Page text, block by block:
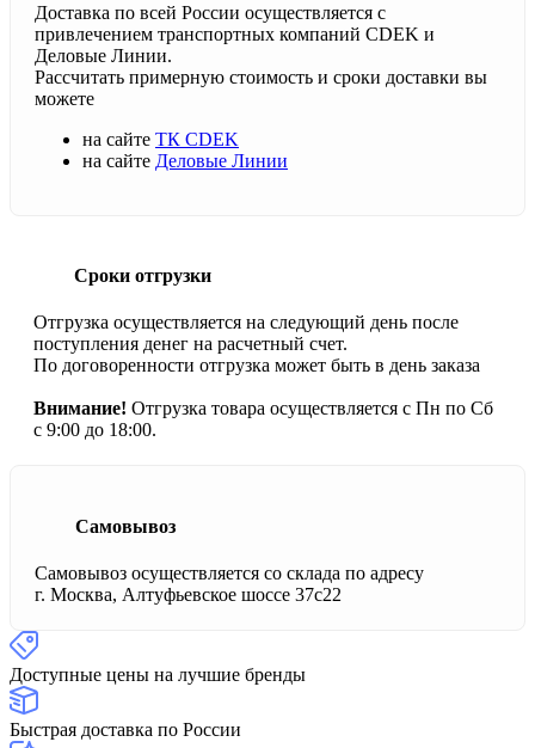
Доставка по всей России осуществляется с
привлечением транспортных компаний CDEK и
Деловые Линии.
Рассчитать примерную стоимость и сроки доставки вы
можете
на сайте ТК CDEK
на сайте Деловые Линии
Сроки отгрузки
Отгрузка осуществляется на следующий день после
поступления денег на расчетный счет.
По договоренности отгрузка может быть в день заказа
Внимание! Отгрузка товара осуществляется с Пн по Сб
с 9:00 до 18:00.
Самовывоз
Самовывоз осуществляется со склада по адресу
г. Москва, Алтуфьевское шоссе 37с22
Доступные цены на лучшие бренды
Быстрая доставка по России